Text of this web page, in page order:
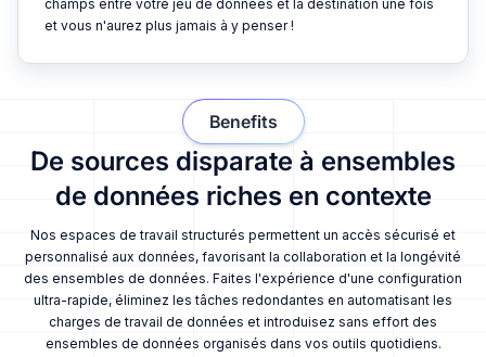
champs entre votre jeu de données et la destination une fois
et vous n'aurez plus jamais à y penser !
De sources disparate à ensembles
de données riches en contexte
Nos espaces de travail structurés permettent un accès sécurisé et
personnalisé aux données, favorisant la collaboration et la longévité
des ensembles de données. Faites l'expérience d'une configuration
ultra-rapide, éliminez les tâches redondantes en automatisant les
charges de travail de données et introduisez sans effort des
ensembles de données organisés dans vos outils quotidiens.
Benefits